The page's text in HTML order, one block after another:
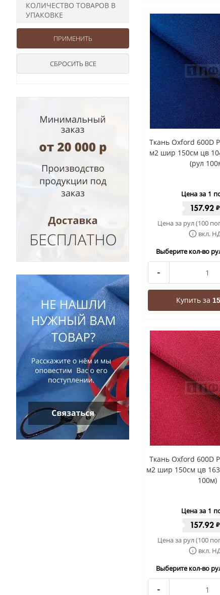
КОЛИЧЕСТВО ТОВАРОВ В
УПАКОВКЕ
Ткань Oxford 600D
м2 шир 150см цв
(рул
Цена за 1
157.92 ₽
Цена за рул (100
вкл.
Выберите кол-во
-
Купить за
Ткань Oxford 600D
м2 шир 150см цв
100м)
Цена за 1
157.92 ₽
Цена за рул (100
вкл.
Выберите кол-во
-